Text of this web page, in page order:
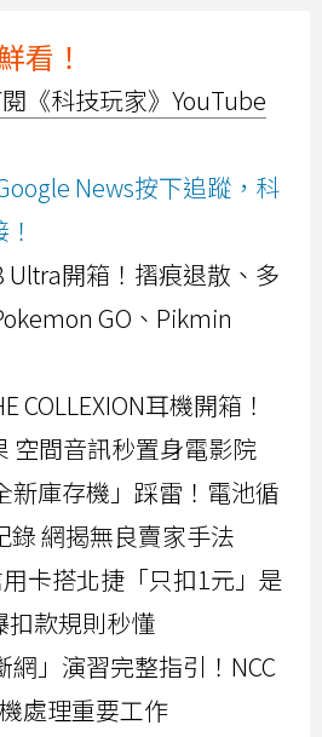
看！
《科技玩家》YouTube
News按下追蹤，科
Ultra開箱！摺痕退散、多
GO、Pikmin
COLLEXION耳機開箱！
空間音訊秒置身電影院
新庫存機」踩雷！電池循
錄 網揭無良賣家手法
卡搭北捷「只扣1元」是
扣款規則秒懂
」演習完整指引！NCC
處理重要工作